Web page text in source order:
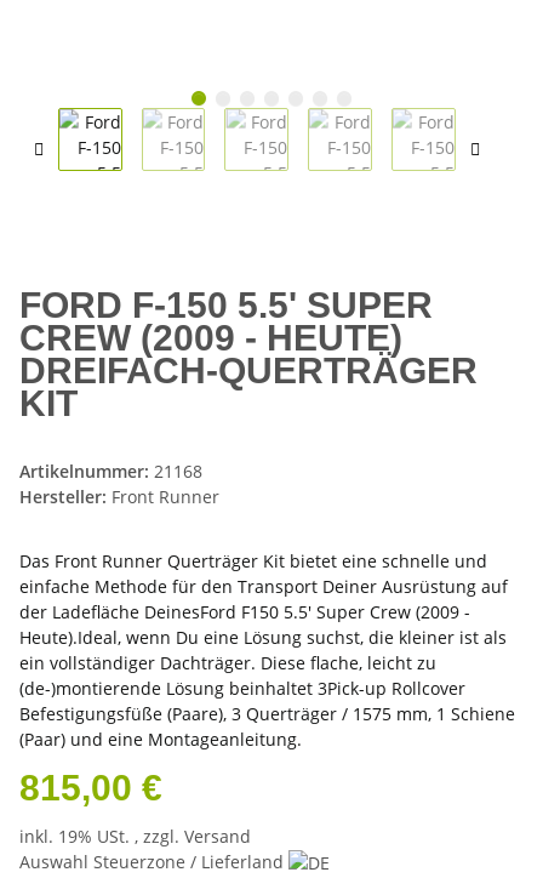
FORD F-150 5.5' SUPER
CREW (2009 - HEUTE)
DREIFACH-QUERTRÄGER
KIT
Artikelnummer: 21168
Hersteller: Front Runner
Das Front Runner Querträger Kit bietet eine schnelle und
einfache Methode für den Transport Deiner Ausrüstung auf
der Ladefläche DeinesFord F150 5.5' Super Crew (2009 -
Heute).Ideal, wenn Du eine Lösung suchst, die kleiner ist als
ein vollständiger Dachträger. Diese flache, leicht zu
(de-)montierende Lösung beinhaltet 3Pick-up Rollcover
Befestigungsfüße (Paare), 3 Querträger / 1575 mm, 1 Schiene
(Paar) und eine Montageanleitung.
815,00 €
inkl. 19% USt. , zzgl. Versand
Auswahl Steuerzone / Lieferland